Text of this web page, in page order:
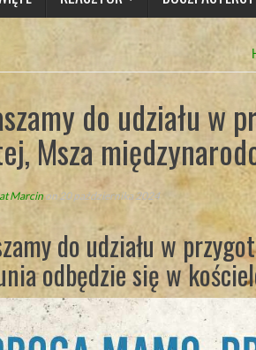
do udziału w
Msza
Marcinon 20 października 2024
do udziału w
odbędzie się w